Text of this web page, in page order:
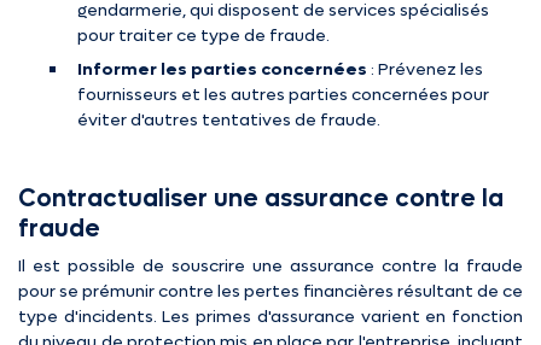
gendarmerie, qui disposent de services spécialisés
pour traiter ce type de fraude.
Informer les parties concernées : Prévenez les
fournisseurs et les autres parties concernées pour
éviter d'autres tentatives de fraude.
Contractualiser une assurance contre la
fraude
Il est possible de souscrire une assurance contre la fraude
pour se prémunir contre les pertes financières résultant de ce
type d'incidents. Les primes d'assurance varient en fonction